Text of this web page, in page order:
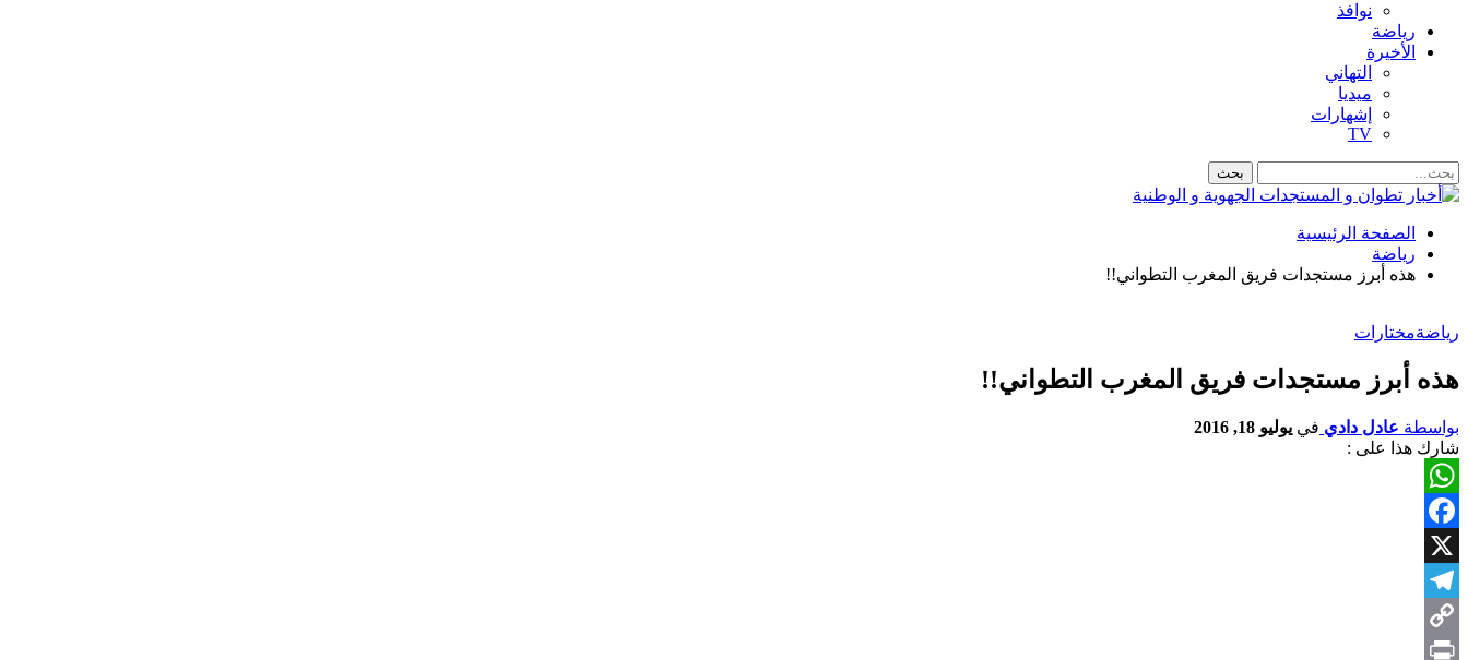
نوافذ
رياضة
الأخيرة
التهاني
ميديا
إشهارات
TV
الصفحة الرئيسية
رياضة
هذه أبرز مستجدات فريق المغرب التطواني!!
رياضةمختارات
هذه أبرز مستجدات فريق المغرب التطواني!!
بواسطة عادل دادي في يوليو 18, 2016
شارك هذا على :
WhatsApp
Facebook
X
Telegram
Copy